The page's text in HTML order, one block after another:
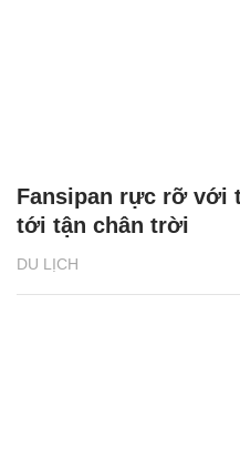
DU LỊCH
Fansipan rực rỡ với
tới tận chân trời